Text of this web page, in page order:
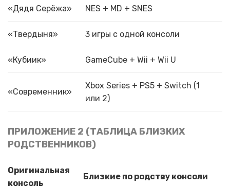
«Дядя Серёжа» NES + MD + SNES
«Твердыня» 3 игры с одной консоли
«Кубиик» GameCube + Wii + Wii U
«Современник»
Xbox Series + PS5 + Switch (1
или 2)
ПРИЛОЖЕНИЕ 2 (ТАБЛИЦА БЛИЗКИХ
РОДСТВЕННИКОВ)
Оригинальная
консоль
Близкие по родству консоли